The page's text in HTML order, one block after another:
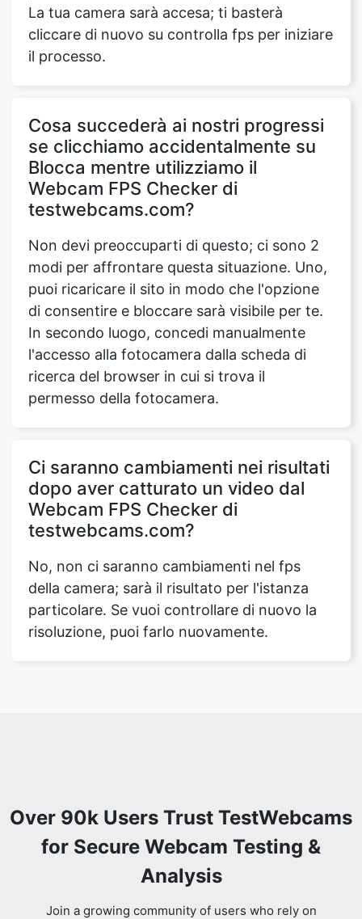
La tua camera sarà accesa; ti basterà
cliccare di nuovo su controlla fps per iniziare
il processo.
Cosa succederà ai nostri progressi
se clicchiamo accidentalmente su
Blocca mentre utilizziamo il
Webcam FPS Checker di
testwebcams.com?
Non devi preoccuparti di questo; ci sono 2
modi per affrontare questa situazione. Uno,
puoi ricaricare il sito in modo che l'opzione
di consentire e bloccare sarà visibile per te.
In secondo luogo, concedi manualmente
l'accesso alla fotocamera dalla scheda di
ricerca del browser in cui si trova il
permesso della fotocamera.
Ci saranno cambiamenti nei risultati
dopo aver catturato un video dal
Webcam FPS Checker di
testwebcams.com?
No, non ci saranno cambiamenti nel fps
della camera; sarà il risultato per l'istanza
particolare. Se vuoi controllare di nuovo la
risoluzione, puoi farlo nuovamente.
Over 90k Users Trust TestWebcams
for Secure Webcam Testing &
Analysis
Join a growing community of users who rely on